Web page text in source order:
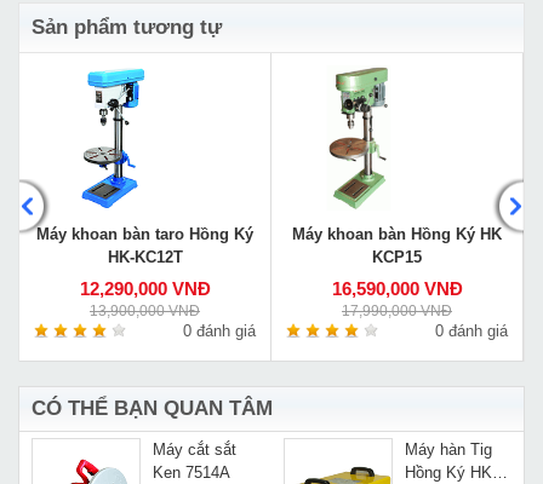
Sản phẩm tương tự
Máy khoan bàn taro Hồng Ký
HK-KC12T
12,290,000 VNĐ
13,900,000 VNĐ
0 đánh giá
Máy khoan bàn Hồng Ký HK
KCP15
16,590,000 VNĐ
17,990,000 VNĐ
0 đánh giá
CÓ THỂ BẠN QUAN TÂM
Máy cắt sắt
Ken 7514A
Máy hàn Tig
Hồng Ký HK